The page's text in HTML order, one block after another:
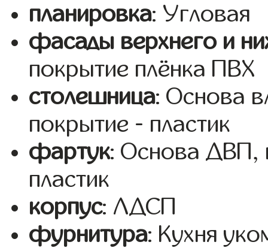
планировка: Угловая
фасады верхнего и
покрытие плёнка ПВХ
столешница: Основа
покрытие - пластик
фартук: Основа ДВП,
пластик
корпус: ЛДСП
фурнитура: Кухня